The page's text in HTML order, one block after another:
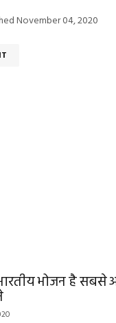
November 04, 2020
भोजन है सबसे